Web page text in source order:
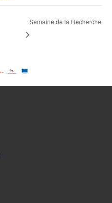
Semaine de la Recherche